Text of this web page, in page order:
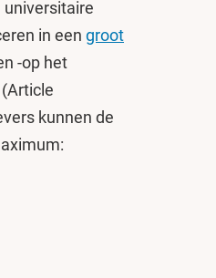
universitaire
in een groot
-op het
kunnen de